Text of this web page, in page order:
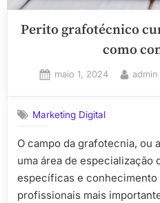
Perito grafotécnico
como
Posted
maio 1, 2024 By
admin
Marketing Digital
O campo da grafotecnia, ou
uma área de especialização
específicas e conhecimento
profissionais mais